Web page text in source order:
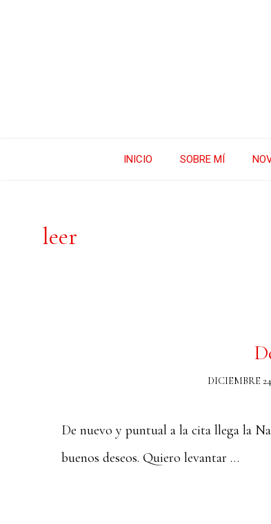
INICIO SOBRE MÍ
leer
DICIEMBRE
De nuevo y puntual a la cita llega la
buenos deseos. Quiero levantar …